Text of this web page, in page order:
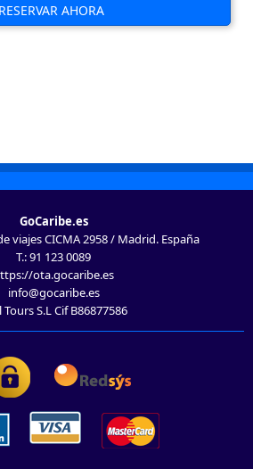
RESERVAR AHORA
GoCaribe.es
viajes CICMA 2958 / Madrid. España
T.: 91 123 0089
ota.gocaribe.es
info@gocaribe.es
Tours S.L Cif B86877586